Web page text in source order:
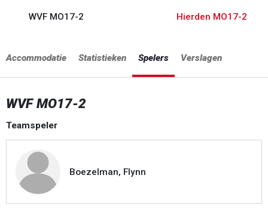
WVF MO17-2 Hierden MO17-2
Accommodatie Statistieken Spelers Verslagen
WVF MO17-2
Teamspeler
Boezelman, Flynn